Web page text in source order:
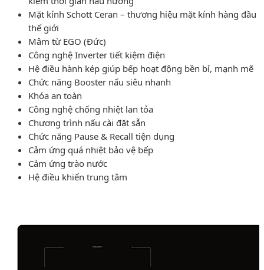
Mặt kính Schott Ceran – thương hiệu mặt kính hàng đầu
thế giới
Mâm từ EGO (Đức)
Công nghệ Inverter tiết kiệm điện
Hệ điều hành kép giúp bếp hoạt động bền bỉ, mạnh mẽ
Chức năng Booster nấu siêu nhanh
Khóa an toàn
Công nghệ chống nhiệt lan tỏa
Chương trình nấu cài đặt sẵn
Chức năng Pause & Recall tiện dụng
Cảm ứng quá nhiệt bảo vệ bếp
Cảm ứng trào nước
Hệ điều khiển trung tâm